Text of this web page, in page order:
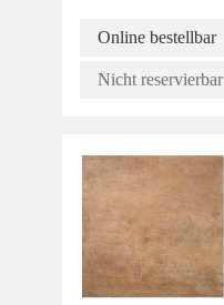
Online bestellbar
Nicht reservierbar